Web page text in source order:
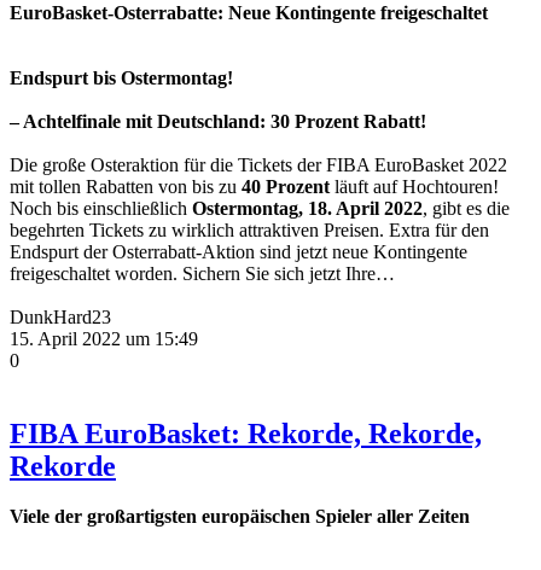
EuroBasket-Osterrabatte: Neue Kontingente freigeschaltet
Endspurt bis Ostermontag!
– Achtelfinale mit Deutschland: 30 Prozent Rabatt!
Die große Osteraktion für die Tickets der FIBA EuroBasket 2022
mit tollen Rabatten von bis zu 40 Prozent läuft auf Hochtouren!
Noch bis einschließlich Ostermontag, 18. April 2022, gibt es die
begehrten Tickets zu wirklich attraktiven Preisen. Extra für den
Endspurt der Osterrabatt-Aktion sind jetzt neue Kontingente
freigeschaltet worden. Sichern Sie sich jetzt Ihre…
DunkHard23
15. April 2022 um 15:49
0
FIBA EuroBasket: Rekorde, Rekorde,
Rekorde
Viele der großartigsten europäischen Spieler aller Zeiten